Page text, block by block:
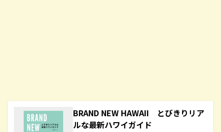
BRAND NEW HAWAII とびきりリア
ルな最新ハワイガイド